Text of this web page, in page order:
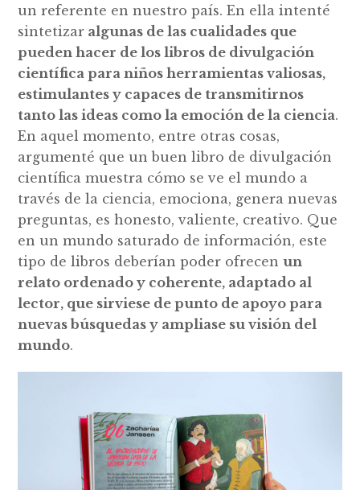
un referente en nuestro país. En ella intenté
sintetizar algunas de las cualidades que
pueden hacer de los libros de divulgación
científica para niños herramientas valiosas,
estimulantes y capaces de transmitirnos
tanto las ideas como la emoción de la ciencia.
En aquel momento, entre otras cosas,
argumenté que un buen libro de divulgación
científica muestra cómo se ve el mundo a
través de la ciencia, emociona, genera nuevas
preguntas, es honesto, valiente, creativo. Que
en un mundo saturado de información, este
tipo de libros deberían poder ofrecenun
relato ordenado y coherente, adaptado al
lector, que sirviese de punto de apoyo para
nuevas búsquedas y ampliase su visión del
mundo.